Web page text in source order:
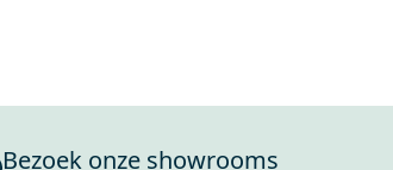
Bezoek onze showrooms